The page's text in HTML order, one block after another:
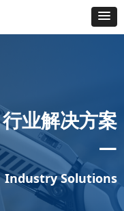
行业解决方案
—
Industry Solutions